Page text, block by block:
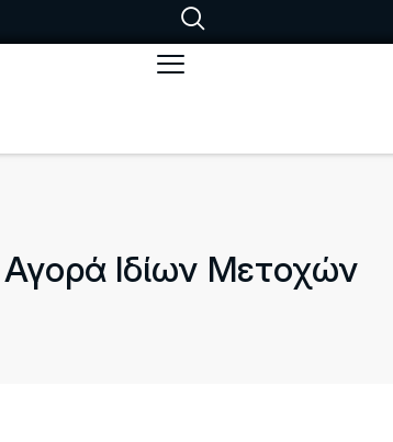
Αγορά Ιδίων Μετοχών